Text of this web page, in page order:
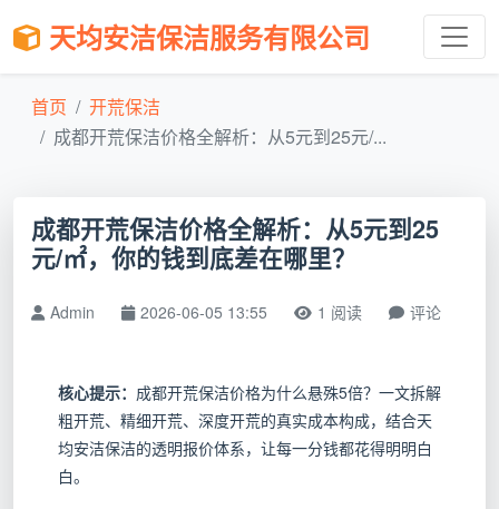
天均安洁保洁服务有限公司
首页
开荒保洁
成都开荒保洁价格全解析：从5元到25元/...
成都开荒保洁价格全解析：从5元到25
元/㎡，你的钱到底差在哪里？
Admin 2026-06-05 13:55 1 阅读 评论
核心提示： 成都开荒保洁价格为什么悬殊5倍？一文拆解
粗开荒、精细开荒、深度开荒的真实成本构成，结合天
均安洁保洁的透明报价体系，让每一分钱都花得明明白
白。